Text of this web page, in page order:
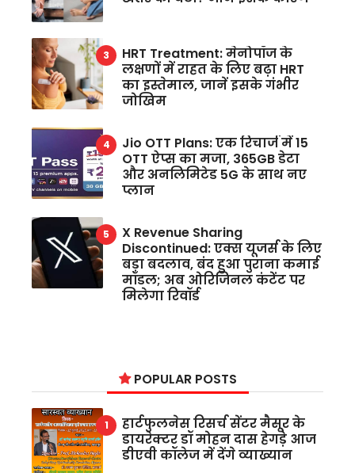
HRT Treatment: मेनोपॉज के
लक्षणों में राहत के लिए बढ़ा HRT
का इस्तेमाल, जानें इसके गंभीर
जोखिम
Jio OTT Plans: एक रिचार्ज में 15
OTT ऐप्स का मजा, 365GB डेटा
और अनलिमिटेड 5G के साथ नए
प्लान
X Revenue Sharing
Discontinued: एक्स यूजर्स के लिए
बड़ा बदलाव, बंद हुआ पुराना कमाई
मॉडल; अब ओरिजिनल कंटेंट पर
मिलेगा रिवॉर्ड
POPULAR POSTS
हार्टफुलनेस रिसर्च सेंटर मैसूर के
डायरेक्टर डॉ मोहन दास हेगड़े आज
डीएवी कॉलेज में देंगे व्याख्यान